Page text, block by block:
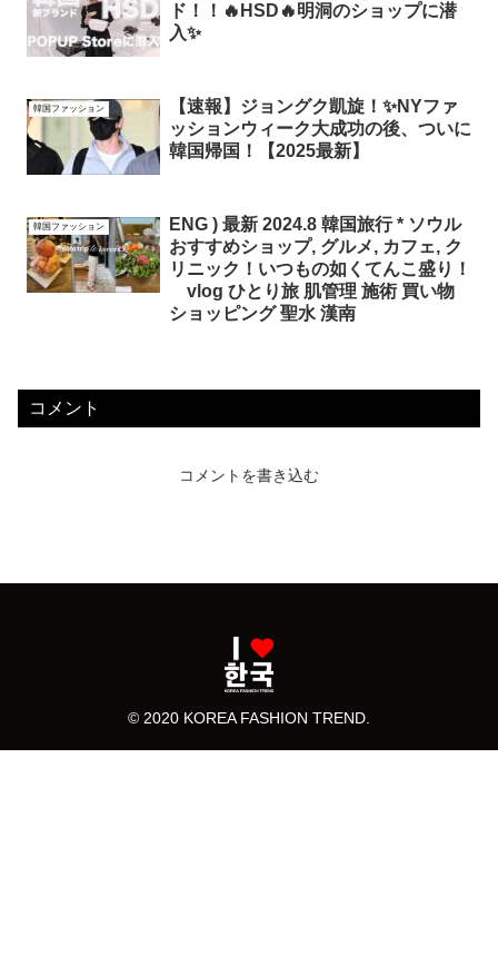
ド！！🔥HSD🔥明洞のショップに潜
入✨
韓国ファッション
【速報】ジョングク凱旋！✨NYファ
ッションウィーク大成功の後、ついに
韓国帰国！【2025最新】
韓国ファッション
ENG ) 最新 2024.8 韓国旅行 * ソウル
おすすめショップ, グルメ, カフェ, ク
リニック！いつもの如くてんこ盛り！
vlog ひとり旅 肌管理 施術 買い物
ショッピング 聖水 漢南
コメント
コメントを書き込む
© 2020 KOREA FASHION TREND.